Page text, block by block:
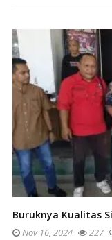
Buruknya Kualitas
Nov 16, 2024 227